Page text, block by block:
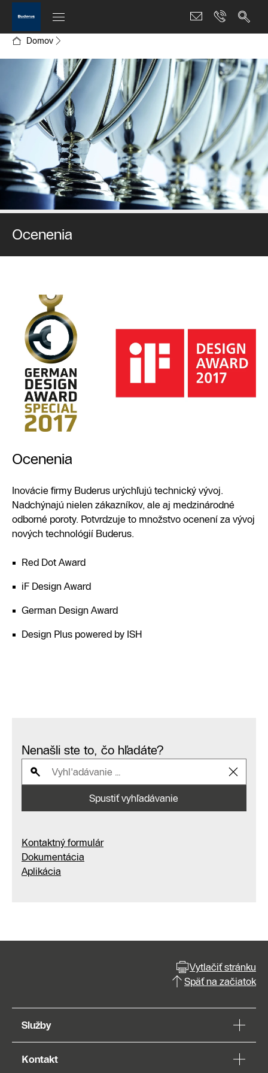
Domov
Ocenenia
Ocenenia
Inovácie firmy Buderus urýchľujú technický vývoj.
Nadchýnajú nielen zákazníkov, ale aj medzinárodné
odborné poroty. Potvrdzuje to množstvo ocenení za vývoj
nových technológií Buderus.
Red Dot Award
iF Design Award
German Design Award
Design Plus powered by ISH
Nenašli ste to, čo hľadáte?
Spustiť vyhľadávanie
Kontaktný formulár
Dokumentácia
Aplikácia
Vytlačiť stránku
Späť na začiatok
Služby
Kontakt